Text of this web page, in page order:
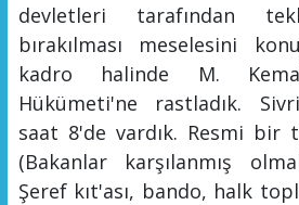
devletleri tarafından
bırakılması meselesini
kadro halinde M.
Hükümeti'ne rastladık.
saat 8'de vardık. Resmi bir
(Bakanlar karşılanmış
Şeref kıt'ası, bando, halk